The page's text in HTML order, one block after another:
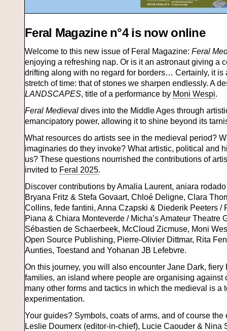
Feral Magazine n°4 is now online
Welcome to this new issue of Feral Magazine: Feral
enjoying a refreshing nap. Or is it an astronaut giving a
drifting along with no regard for borders… Certainly, it is
stretch of time: that of stones we sharpen endlessly. A
LANDSCAPES, title of a performance by Moni Wespi.
Feral Medieval dives into the Middle Ages through
emancipatory power, allowing it to shine beyond its
What resources do artists see in the medieval period?
imaginaries do they invoke? What artistic, political and
us? These questions nourrished the contributions of
invited to Feral 2025.
Discover contributions by Amalia Laurent, aniara
Bryana Fritz & Stefa Govaart, Chloé Deligne, Clara
Collins, fede fantini, Anna Czapski & Diederik Peeters /
Piana & Chiara Monteverde / Micha’s Amateur Theatre
Sébastien de Schaerbeek, McCloud Zicmuse, Moni
Open Source Publishing, Pierre-Olivier Dittmar, Rita
Aunties, Toestand and Yohanan JB Lefebvre.
On this journey, you will also encounter Jane Dark,
families, an island where people are organising against
many other forms and tactics in which the medieval is a
experimentation.
Your guides? Symbols, coats of arms, and of course
Leslie Doumerx (editor-in-chief), Lucie Caouder & Nina